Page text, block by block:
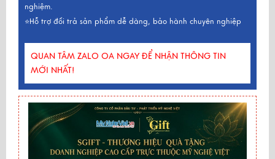
nghiệm.
⭐Hỗ trợ đổi trả sản phẩm dễ dàng, bảo hành chuyên nghiệp
QUAN TÂM ZALO OA NGAY ĐỂ NHẬN THÔNG TIN
MỚI NHẤT!